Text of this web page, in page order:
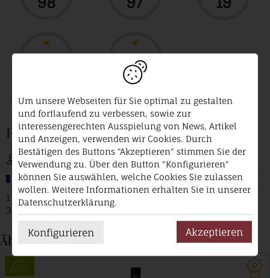
wineSpectator Robert Parker
95
Produzent
Château Canon La Gaffelière
Frankreich
1 Bigaroux 1
33330 St emilion
Ähnliche Produkte
Um unsere Webseiten für Sie optimal zu gestalten
und fortlaufend zu verbessen, sowie zur
interessengerechten Ausspielung von News, Artikel
und Anzeigen, verwenden wir Cookies. Durch
Bestätigen des Buttons "Akzeptieren" stimmen Sie der
Verwendung zu. Über den Button "Konfigurieren"
können Sie auswählen, welche Cookies Sie zulassen
wollen. Weitere Informationen erhalten Sie in unserer
Datenschutzerklärung.
Konfigurieren Akzeptieren